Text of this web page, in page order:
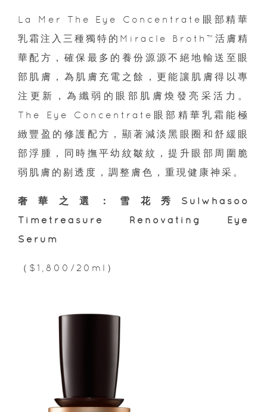
La Mer The Eye Concentrate眼部精華
乳霜注入三種獨特的Miracle Broth™活膚精
華配方，確保最多的養份源源不絕地輸送至眼
部肌膚，為肌膚充電之餘，更能讓肌膚得以專
注更新，為纖弱的眼部肌膚煥發亮采活力。
The Eye Concentrate眼部精華乳霜能極
緻豐盈的修護配方，顯著減淡黑眼圈和舒緩眼
部浮腫，同時撫平幼紋皺紋，提升眼部周圍脆
弱肌膚的剔透度，調整膚色，重現健康神采。
奢華之選：雪花秀Sulwhasoo
Timetreasure Renovating Eye
Serum
（$1,800/20ml）